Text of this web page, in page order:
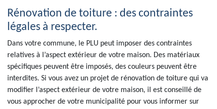
Rénovation de toiture : des contraintes
légales à respecter.
Dans votre commune, le PLU peut imposer des contraintes
relatives à l’aspect extérieur de votre maison. Des matériaux
spécifiques peuvent être imposés, des couleurs peuvent être
interdites. Si vous avez un projet de rénovation de toiture qui va
modifier l’aspect extérieur de votre maison, il est conseillé de
vous approcher de votre municipalité pour vous informer sur